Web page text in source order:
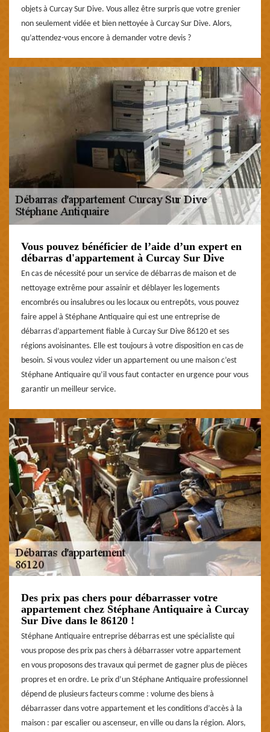
objets à Curcay Sur Dive. Vous allez être surpris que votre grenier
non seulement vidée et bien nettoyée à Curcay Sur Dive. Alors,
qu’attendez-vous encore à demander votre devis ?
Vous pouvez bénéficier de l’aide d’un expert en
débarras d'appartement à Curcay Sur Dive
En cas de nécessité pour un service de débarras de maison et de
nettoyage extrême pour assainir et déblayer les logements
encombrés ou insalubres ou les locaux ou entrepôts, vous pouvez
faire appel à Stéphane Antiquaire qui est une entreprise de
débarras d’appartement fiable à Curcay Sur Dive 86120 et ses
régions avoisinantes. Elle est toujours à votre disposition en cas de
besoin. Si vous voulez vider un appartement ou une maison c’est
Stéphane Antiquaire qu’il vous faut contacter en urgence pour vous
garantir un meilleur service.
Des prix pas chers pour débarrasser votre
appartement chez Stéphane Antiquaire à Curcay
Sur Dive dans le 86120 !
Stéphane Antiquaire entreprise débarras est une spécialiste qui
vous propose des prix pas chers à débarrasser votre appartement
en vous proposons des travaux qui permet de gagner plus de pièces
propres et en ordre. Le prix d’un Stéphane Antiquaire professionnel
dépend de plusieurs facteurs comme : volume des biens à
débarrasser dans votre appartement et les conditions d’accès à la
maison : par escalier ou ascenseur, en ville ou dans la région. Alors,